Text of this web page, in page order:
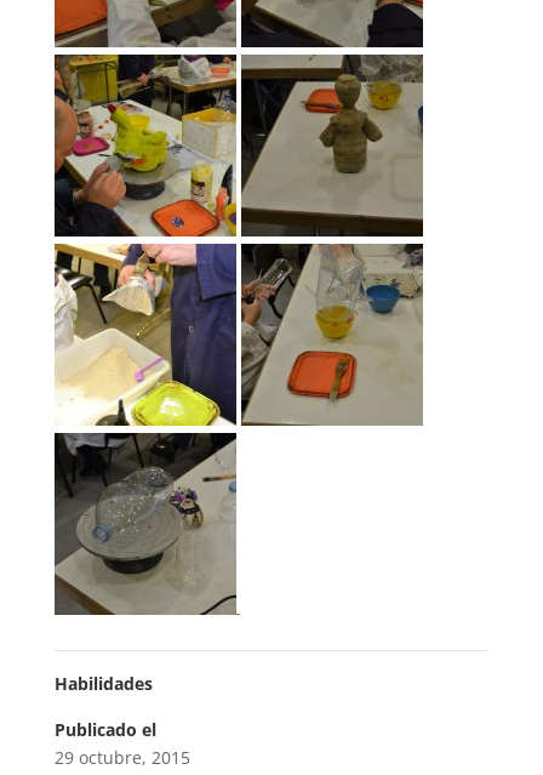
Habilidades
Publicado el
29 octubre, 2015